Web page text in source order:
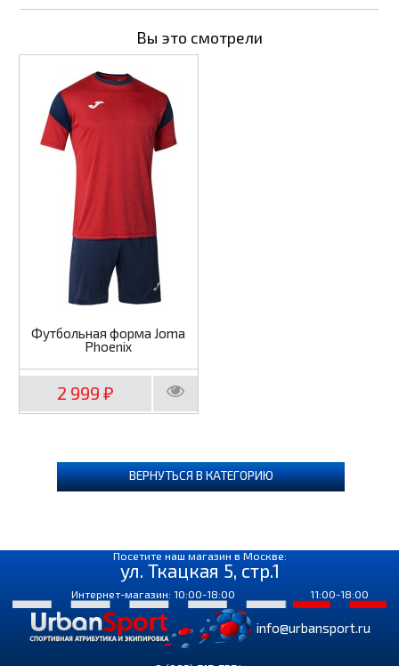
Вы это смотрели
Футбольная форма Joma
Phoenix
2 999 ₽
ВЕРНУТЬСЯ В КАТЕГОРИЮ
Посетите наш магазин в Москве:
ул. Ткацкая 5, стр.1
Интернет-магазин: 10:00-18:00 11:00-18:00
info@urbansport.ru